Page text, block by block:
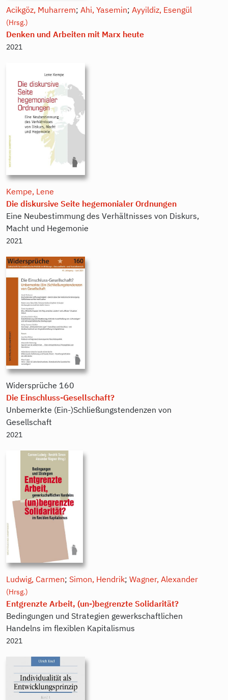
Acikgöz, Muharrem; Ahi, Yasemin; Ayyildiz, Esengül
(Hrsg.)
Denken und Arbeiten mit Marx heute
2021
Kempe, Lene
Die diskursive Seite hegemonialer Ordnungen
Eine Neubestimmung des Verhältnisses von Diskurs,
Macht und Hegemonie
2021
Widersprüche 160
Die Einschluss-Gesellschaft?
Unbemerkte (Ein-)Schließungstendenzen von
Gesellschaft
2021
Ludwig, Carmen; Simon, Hendrik; Wagner, Alexander
(Hrsg.)
Entgrenzte Arbeit, (un-)begrenzte Solidarität?
Bedingungen und Strategien gewerkschaftlichen
Handelns im flexiblen Kapitalismus
2021